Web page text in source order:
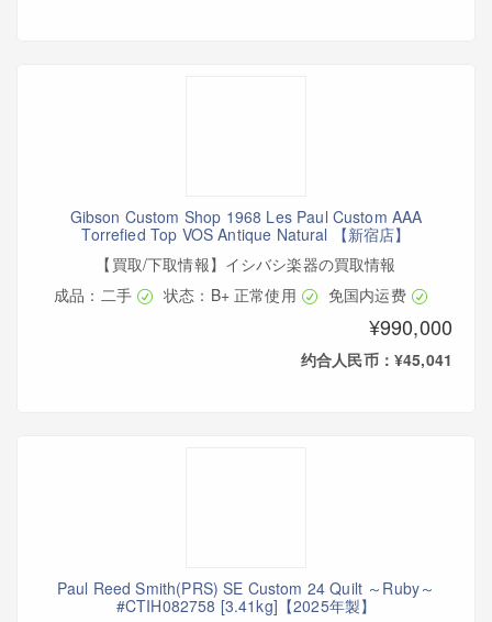
Gibson Custom Shop 1968 Les Paul Custom AAA
Torrefied Top VOS Antique Natural 【新宿店】
【買取/下取情報】イシバシ楽器の買取情報
成品：二手
状态：B+ 正常使用 免国内运费
¥990,000
约合人民币：¥45,041
Paul Reed Smith(PRS) SE Custom 24 Quilt ～Ruby～
#CTIH082758 [3.41kg]【2025年製】